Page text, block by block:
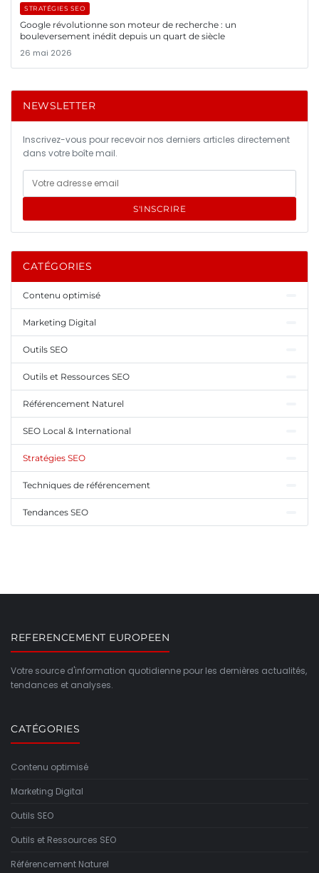
STRATÉGIES SEO
Google révolutionne son moteur de recherche : un
bouleversement inédit depuis un quart de siècle
26 mai 2026
NEWSLETTER
Inscrivez-vous pour recevoir nos derniers articles directement
dans votre boîte mail.
S'INSCRIRE
CATÉGORIES
Contenu optimisé
Marketing Digital
Outils SEO
Outils et Ressources SEO
Référencement Naturel
SEO Local & International
Stratégies SEO
Techniques de référencement
Tendances SEO
REFERENCEMENT EUROPEEN
Votre source d'information quotidienne pour les dernières actualités,
tendances et analyses.
CATÉGORIES
Contenu optimisé
Marketing Digital
Outils SEO
Outils et Ressources SEO
Référencement Naturel